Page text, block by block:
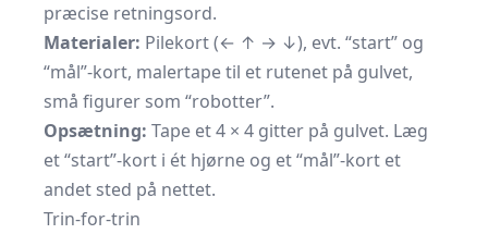
præcise retningsord.
Materialer: Pilekort (← ↑ → ↓), evt. “start” og
“mål”-kort, malertape til et rutenet på gulvet,
små figurer som “robotter”.
Opsætning: Tape et 4 × 4 gitter på gulvet. Læg
et “start”-kort i ét hjørne og et “mål”-kort et
andet sted på nettet.
Trin-for-trin